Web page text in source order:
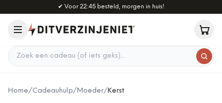
Naar hoofdinhoud
✔ Voor 22:45 besteld, morgen in huis!
Zoek een cadeau
Home/Cadeauhulp/Moeder/Kerst